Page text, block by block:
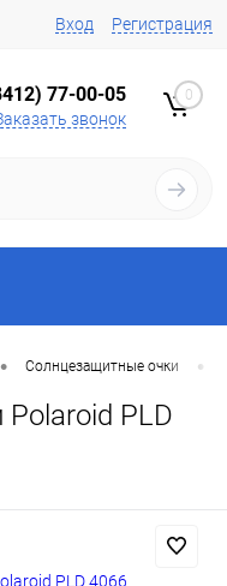
Вход Регистрация
77-00-05
звонок
0
• Солнцезащитные очки •
PLD